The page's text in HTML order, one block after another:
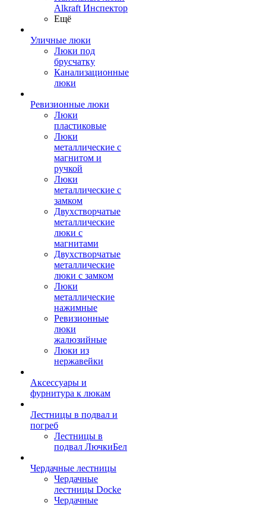
Alkraft Инспектор
Ещё
Уличные люки
Люки под
брусчатку
Канализационные
люки
Ревизионные люки
Люки
пластиковые
Люки
металлические с
магнитом и
ручкой
Люки
металлические с
замком
Двухстворчатые
металлические
люки с
магнитами
Двухстворчатые
металлические
люки с замком
Люки
металлические
нажимные
Ревизионные
люки
жалюзийные
Люки из
нержавейки
Аксессуары и
фурнитура к люкам
Лестницы в подвал и
погреб
Лестницы в
подвал ЛючкиБел
Чердачные лестницы
Чердачные
лестницы Docke
Чердачные